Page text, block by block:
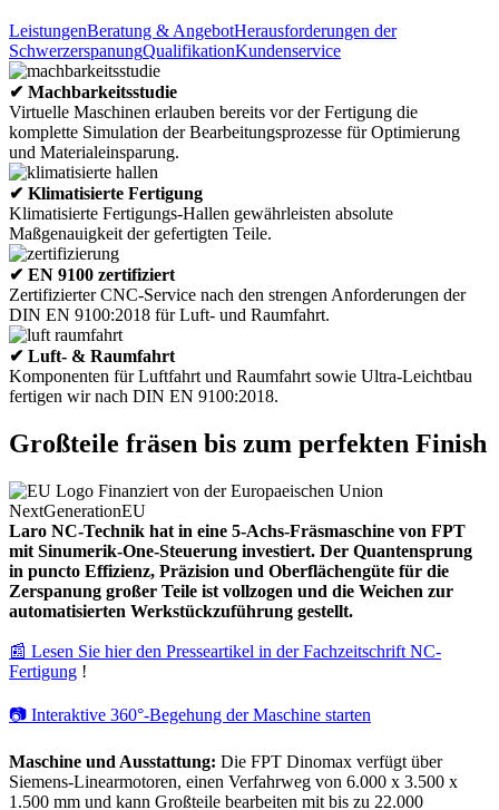
LeistungenBeratung & AngebotHerausforderungen der
SchwerzerspanungQualifikationKundenservice
✔ Machbarkeitsstudie
Virtuelle Maschinen erlauben bereits vor der Fertigung die
komplette Simulation der Bearbeitungsprozesse für Optimierung
und Materialeinsparung.
✔ Klimatisierte Fertigung
Klimatisierte Fertigungs-Hallen gewährleisten absolute
Maßgenauigkeit der gefertigten Teile.
✔ EN 9100 zertifiziert
Zertifizierter CNC-Service nach den strengen Anforderungen der
DIN EN 9100:2018 für Luft- und Raumfahrt.
✔ Luft- & Raumfahrt
Komponenten für Luftfahrt und Raumfahrt sowie Ultra-Leichtbau
fertigen wir nach DIN EN 9100:2018.
Großteile fräsen bis zum perfekten Finish
Laro NC-Technik hat in eine 5-Achs-Fräsmaschine von FPT
mit Sinumerik-One-Steuerung investiert. Der Quantensprung
in puncto Effizienz, Präzision und Oberflächengüte für die
Zerspanung großer Teile ist vollzogen und die Weichen zur
automatisierten Werkstückzuführung gestellt.
📰 Lesen Sie hier den Presseartikel in der Fachzeitschrift NC-
Fertigung !
📷 Interaktive 360°-Begehung der Maschine starten
Maschine und Ausstattung: Die FPT Dinomax verfügt über
Siemens-Linearmotoren, einen Verfahrweg von 6.000 x 3.500 x
1.500 mm und kann Großteile bearbeiten mit bis zu 22.000